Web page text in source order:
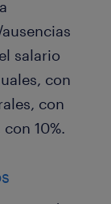
salario
con
con
10%.